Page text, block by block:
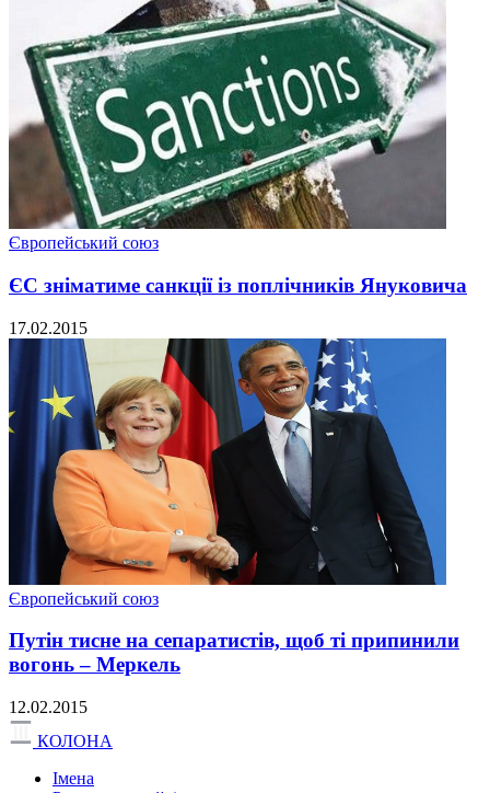
Європейський союз
ЄС зніматиме санкції із поплічників Януковича
17.02.2015
Європейський союз
Путін тисне на сепаратистів, щоб ті припинили
вогонь – Меркель
12.02.2015
КОЛОНА
Імена